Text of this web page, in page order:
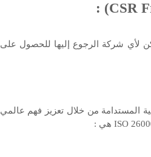
لأي شركة الرجوع إليها للحصول على
(2010) توفر إطارًا للتنمية المستدامة من خلال تعزيز فهم عالمي